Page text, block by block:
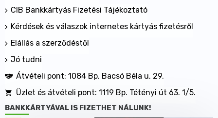
formájában
K2-vitamin menakinon-7, MK7 formában
D3-vitamin kolekalciferol formában
CIB Bankkártyás Fizetési Tájékoztató
Kérdések és válaszok internetes kártyás fizetésről
Elállás a szerződéstől
Jó tudni
Átvételi pont: 1084 Bp. Bacsó Béla u. 29.
Üzlet és átvételi pont: 1119 Bp. Tétényi út 63. 1/5.
BANKKÁRTYÁVAL IS FIZETHET NÁLUNK!